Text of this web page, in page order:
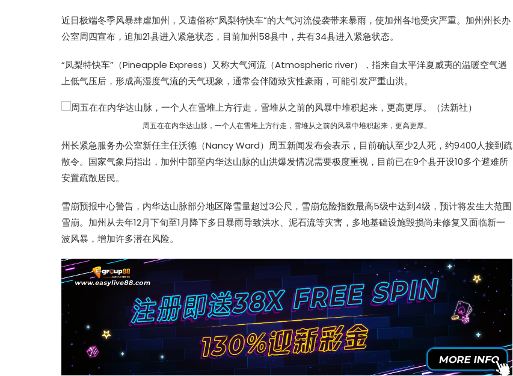
近日极端冬季风暴肆虐加州，又遭俗称“凤梨特快车”的大气河流侵袭带来暴雨，使加州各地受灾严重。加州州长办
公室周四宣布，追加21县进入紧急状态，目前加州58县中，共有34县进入紧急状态。
“凤梨特快车”（Pineapple Express）又称大气河流（Atmospheric river），指来自太平洋夏威夷的温暖空气遇
上低气压后，形成高湿度气流的天气现象，通常会伴随致灾性豪雨，可能引发严重山洪。
周五在在内华达山脉，一个人在雪堆上方行走，雪堆从之前的风暴中堆积起来，更高更厚。
州长紧急服务办公室新任主任沃德（Nancy Ward）周五新闻发布会表示，目前确认至少2人死，约9400人接到疏
散令。国家气象局指出，加州中部至内华达山脉的山洪爆发情况需要极度重视，目前已在9个县开设10多个避难所
安置疏散居民。
雪崩预报中心警告，内华达山脉部分地区降雪量超过3公尺，雪崩危险指数最高5级中达到4级，预计将发生大范围
雪崩。加州从去年12月下旬至1月降下多日暴雨导致洪水、泥石流等灾害，多地基础设施毁损尚未修复又面临新一
波风暴，增加许多潜在风险。